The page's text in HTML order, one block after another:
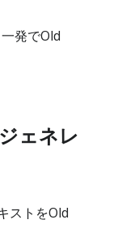
発でOld
ェネレ
ストをOld